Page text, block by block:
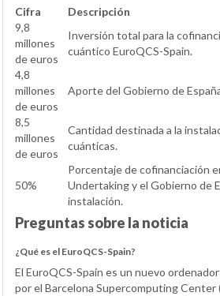
Cifra
Descripción
9,8
millones
de euros
Inversión total para la
cuántico EuroQCS-Spain.
4,8
millones
de euros
Aporte del Gobierno de
8,5
millones
de euros
Cantidad destinada a la
cuánticas.
50%
Porcentaje de cofinanciación
Undertaking y el Gobierno de
instalación.
Preguntas sobre la noticia
¿Qué es el EuroQCS-Spain?
El EuroQCS-Spain es un nuevo
por el Barcelona Supercomputing Center